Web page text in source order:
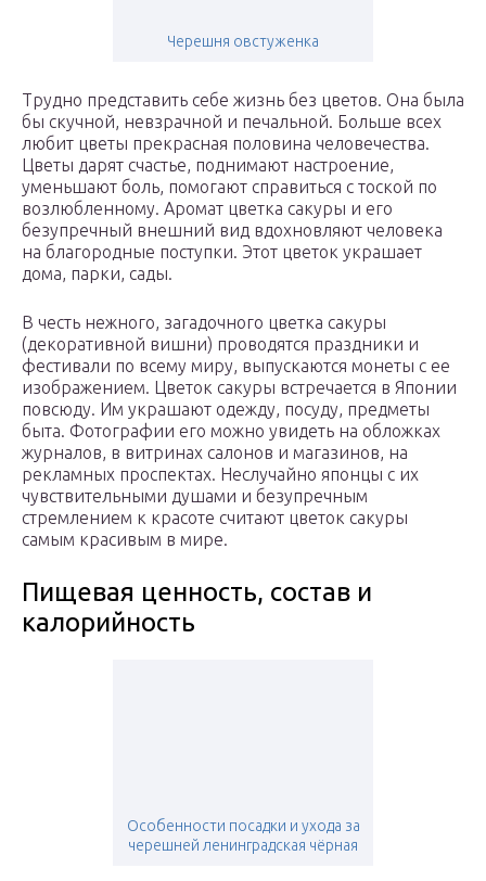
Черешня овстуженка
Трудно представить себе жизнь без цветов. Она была
бы скучной, невзрачной и печальной. Больше всех
любит цветы прекрасная половина человечества.
Цветы дарят счастье, поднимают настроение,
уменьшают боль, помогают справиться с тоской по
возлюбленному. Аромат цветка сакуры и его
безупречный внешний вид вдохновляют человека
на благородные поступки. Этот цветок украшает
дома, парки, сады.
В честь нежного, загадочного цветка сакуры
(декоративной вишни) проводятся праздники и
фестивали по всему миру, выпускаются монеты с ее
изображением. Цветок сакуры встречается в Японии
повсюду. Им украшают одежду, посуду, предметы
быта. Фотографии его можно увидеть на обложках
журналов, в витринах салонов и магазинов, на
рекламных проспектах. Неслучайно японцы с их
чувствительными душами и безупречным
стремлением к красоте считают цветок сакуры
самым красивым в мире.
Пищевая ценность, состав и
калорийность
Особенности посадки и ухода за
черешней ленинградская чёрная